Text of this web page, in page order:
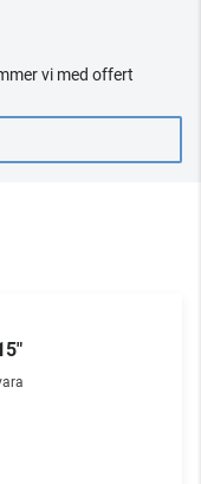
vi med offert